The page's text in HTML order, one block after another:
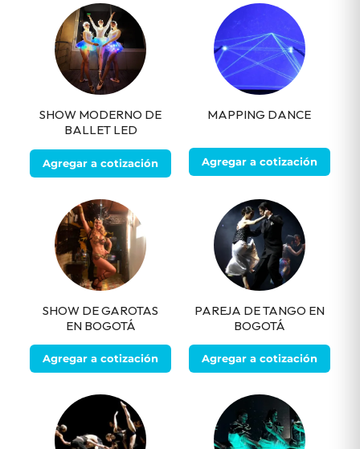
SHOW MODERNO DE
BALLET LED
Agregar a cotización
MAPPING DANCE
Agregar a cotización
SHOW DE GAROTAS
EN BOGOTÁ
Agregar a cotización
PAREJA DE TANGO EN
BOGOTÁ
Agregar a cotización